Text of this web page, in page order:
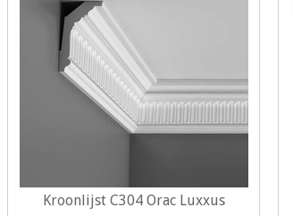
Kroonlijst C304 Orac Luxxus